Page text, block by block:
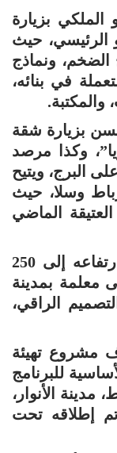
بزيارة
الرئيسي، حيث
ونماذج
في بنائه،
بزيارة شقة
وكذا مرصد
البرج، ويتيح
وسلا، حيث
الماضي
ويزاوج البرج الجديد، الذي يصل ارتفاعه إلى 250
معلمة بمدينة
الراقي،
مشروع تهيئة
للبرنامج
مدينة الأنوار،
إطلاقه تحت